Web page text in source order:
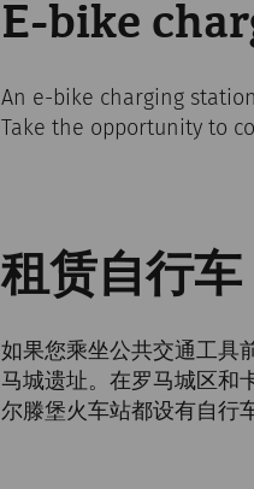
E-bike
An e-bike charging
Take the opportunity to
租赁自行车
如果您乘坐公共交通工具
马城遗址。在罗马城区和
尔滕堡火车站都设有自行